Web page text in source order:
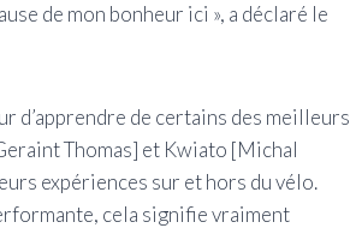
de mon bonheur ici », a déclaré le
d’apprendre de certains des meilleurs
Thomas] et Kwiato [Michal
expériences sur et hors du vélo.
cela signifie vraiment